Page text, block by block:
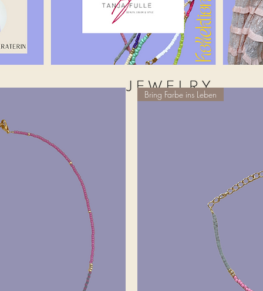
Bring Farbe ins Leben